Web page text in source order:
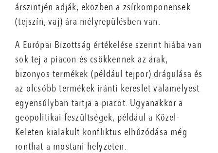
árszintjén adják, eközben a zsírkomponensek
(tejszín, vaj) ára mélyrepülésben van.
A Európai Bizottság értékelése szerint hiába van
sok tej a piacon és csökkennek az árak,
bizonyos termékek (például tejpor) drágulása és
az olcsóbb termékek iránti kereslet valamelyest
egyensúlyban tartja a piacot. Ugyanakkor a
geopolitikai feszültségek, például a Közel-
Keleten kialakult konfliktus elhúzódása még
ronthat a mostani helyzeten.